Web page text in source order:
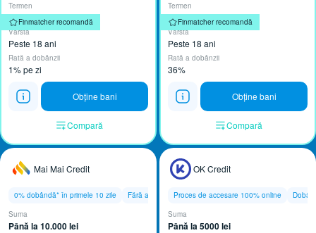
Finmatcher recomandă
Termen
Până la 30 zile
Vârstă
Peste 18 ani
Rată a dobânzii
1% pe zi
Obține bani
Compară
Finmatcher recomandă
Termen
Până la 12 luni
Vârstă
Peste 18 ani
Rată a dobânzii
36%
Obține bani
Compară
Mai Mai Credit
0% dobândă* în primele 10 zile
Fără adeverință de venit
Suma
Până la 10.000 lei ​
OK Credit
Proces de accesare 100% online
Suma
Până la 5000 lei ​